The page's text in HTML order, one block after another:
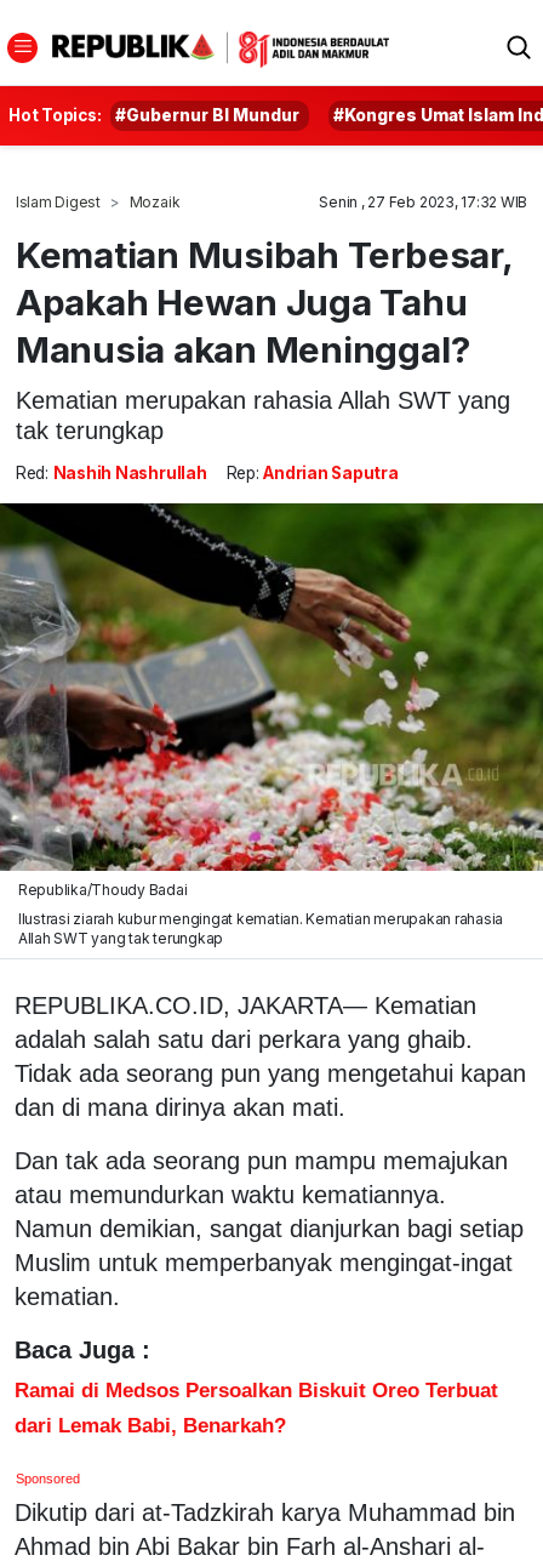
Hot Topics: #Gubernur BI Mundur #Kongres Umat Islam
Islam Digest Mozaik Senin , 27 Feb 2023, 17:32 WIB
Kematian Musibah Terbesar,
Apakah Hewan Juga Tahu
Manusia akan Meninggal?
Kematian merupakan rahasia Allah SWT yang
tak terungkap
Red: Nashih Nashrullah Rep: Andrian Saputra
Republika/Thoudy Badai
Ilustrasi ziarah kubur mengingat kematian. Kematian merupakan rahasia
Allah SWT yang tak terungkap
REPUBLIKA.CO.ID, JAKARTA— Kematian
adalah salah satu dari perkara yang ghaib.
Tidak ada seorang pun yang mengetahui kapan
dan di mana dirinya akan mati.
Dan tak ada seorang pun mampu memajukan
atau memundurkan waktu kematiannya.
Namun demikian, sangat dianjurkan bagi setiap
Muslim untuk memperbanyak mengingat-ingat
kematian.
Baca Juga :
Ramai di Medsos Persoalkan Biskuit Oreo Terbuat
dari Lemak Babi, Benarkah?
Sponsored
Dikutip dari at-Tadzkirah karya Muhammad bin
Ahmad bin Abi Bakar bin Farh al-Anshari al-